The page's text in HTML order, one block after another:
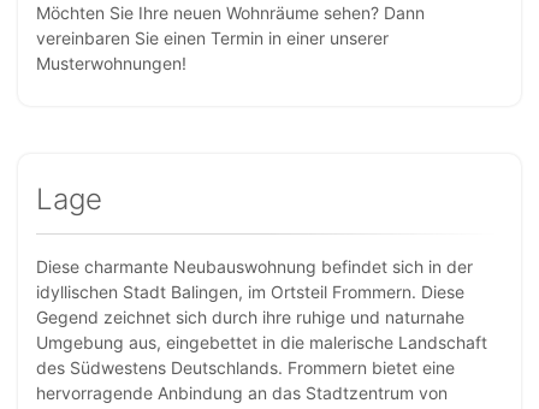
Möchten Sie Ihre neuen Wohnräume sehen? Dann
vereinbaren Sie einen Termin in einer unserer
Musterwohnungen!
Lage
Diese charmante Neubauswohnung befindet sich in der
idyllischen Stadt Balingen, im Ortsteil Frommern. Diese
Gegend zeichnet sich durch ihre ruhige und naturnahe
Umgebung aus, eingebettet in die malerische Landschaft
des Südwestens Deutschlands. Frommern bietet eine
hervorragende Anbindung an das Stadtzentrum von